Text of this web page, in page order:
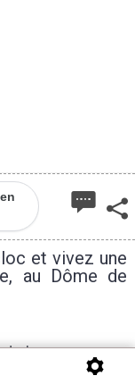
et vivez une
au Dôme de
bureau
dans un